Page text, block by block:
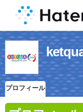
プロフィール